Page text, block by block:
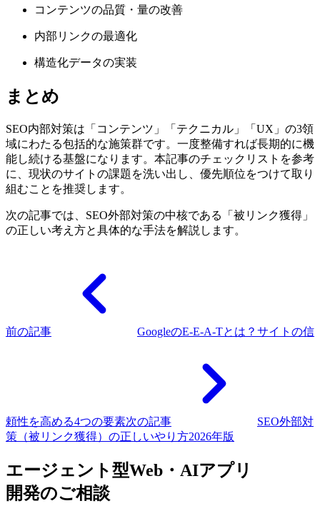
コンテンツの品質・量の改善
内部リンクの最適化
構造化データの実装
まとめ
SEO内部対策は「コンテンツ」「テクニカル」「UX」の3領
域にわたる包括的な施策群です。一度整備すれば長期的に機
能し続ける基盤になります。本記事のチェックリストを参考
に、現状のサイトの課題を洗い出し、優先順位をつけて取り
組むことを推奨します。
次の記事では、SEO外部対策の中核である「被リンク獲得」
の正しい考え方と具体的な手法を解説します。
前の記事 GoogleのE-E-A-Tとは？サイトの信
頼性を高める4つの要素次の記事
SEO外部対
策（被リンク獲得）の正しいやり方2026年版
エージェント型Web・AIアプリ
開発のご相談